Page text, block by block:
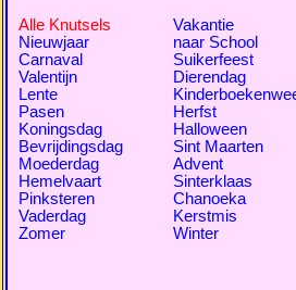
Alle Knutsels
Nieuwjaar
Carnaval
Valentijn
Lente
Pasen
Koningsdag
Bevrijdingsdag
Moederdag
Hemelvaart
Pinksteren
Vaderdag
Zomer
Vakantie
naar School
Suikerfeest
Dierendag
Herfst
Halloween
Sint Maarten
Advent
Sinterklaas
Chanoeka
Kerstmis
Winter